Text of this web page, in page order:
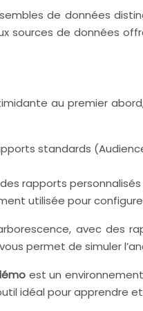
de données
sources de données
au premier
standards
rapports personnalisés
utilisée pour
avec des
vous permet de simuler
est un
idéal pour apprendre